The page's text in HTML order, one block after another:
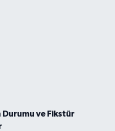
Durumu ve Fikstür